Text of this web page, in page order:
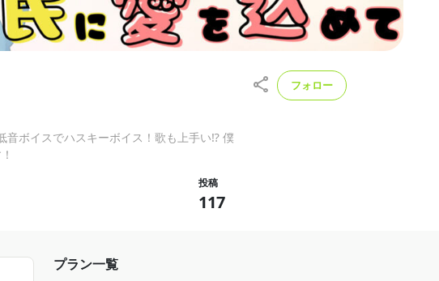
イスでハスキーボイス！歌も上手い⁉ 僕
投稿
117
フォロー
プラン一覧